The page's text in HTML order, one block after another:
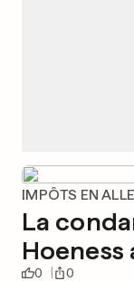
IMPÔTS EN
La
Hoeness
0 0